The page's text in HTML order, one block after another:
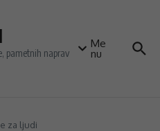
pametnih naprav
Me
nu
za ljudi